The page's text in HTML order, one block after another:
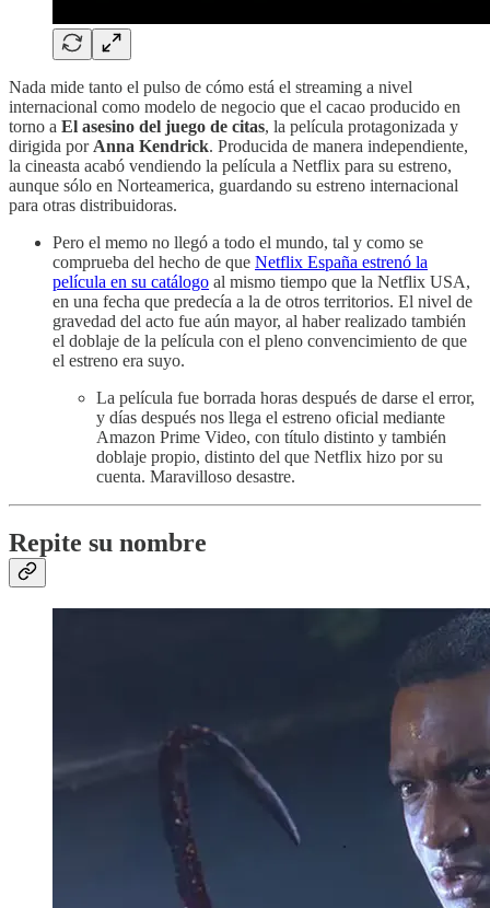
Nada mide tanto el pulso de cómo está el streaming a nivel
internacional como modelo de negocio que el cacao producido en
torno a El asesino del juego de citas, la película protagonizada y
dirigida por Anna Kendrick. Producida de manera independiente,
la cineasta acabó vendiendo la película a Netflix para su estreno,
aunque sólo en Norteamerica, guardando su estreno internacional
para otras distribuidoras.
Pero el memo no llegó a todo el mundo, tal y como se
comprueba del hecho de que Netflix España estrenó la
película en su catálogo al mismo tiempo que la Netflix USA,
en una fecha que predecía a la de otros territorios. El nivel de
gravedad del acto fue aún mayor, al haber realizado también
el doblaje de la película con el pleno convencimiento de que
el estreno era suyo.
La película fue borrada horas después de darse el error,
y días después nos llega el estreno oficial mediante
Amazon Prime Video, con título distinto y también
doblaje propio, distinto del que Netflix hizo por su
cuenta. Maravilloso desastre.
Repite su nombre